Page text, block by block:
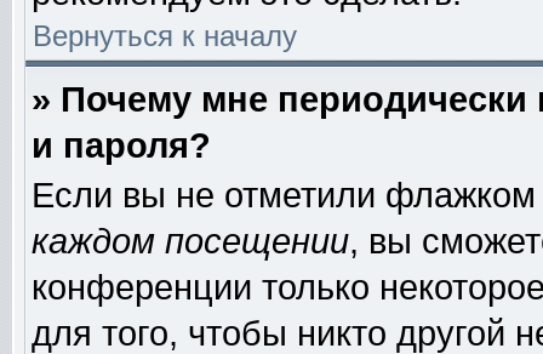
Вернуться к началу
» Почему мне
и пароля?
Если вы не отметили флажком
каждом посещении, вы
конференции только
для того, чтобы никто другой